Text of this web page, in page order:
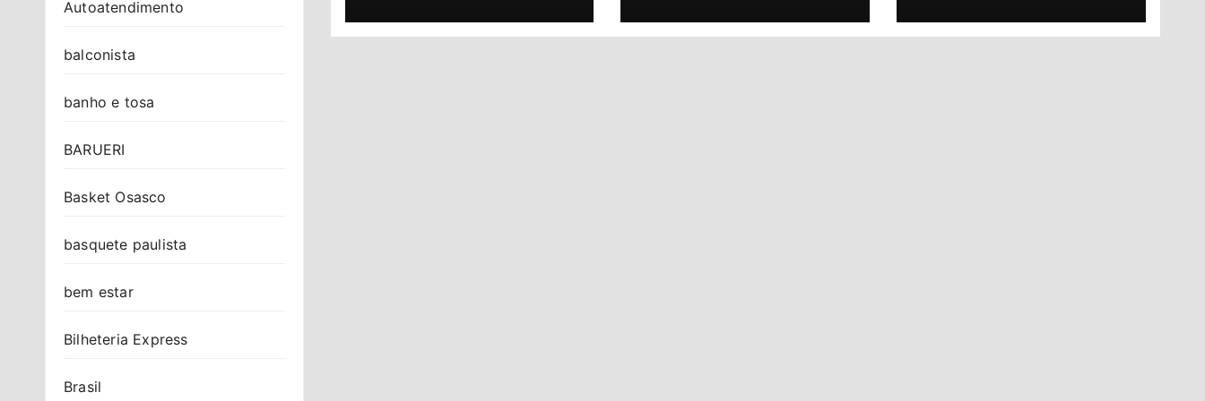
Autoatendimento
balconista
banho e tosa
BARUERI
Basket Osasco
basquete paulista
bem estar
Bilheteria Express
Brasil